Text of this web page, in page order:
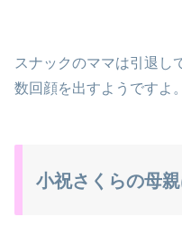
スナックのママは引退し
数回顔を出すようですよ。
小祝さくらの母